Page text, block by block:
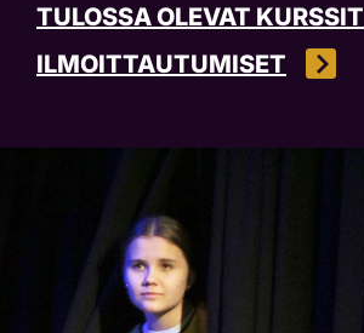
TULOSSA OLEVAT KURSSIT
ILMOITTAUTUMISET